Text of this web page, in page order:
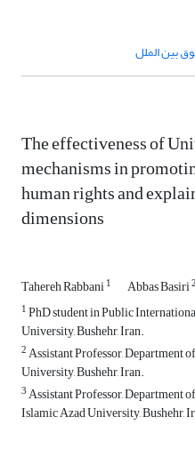
بین الملل
The effectiveness of
mechanisms in
human rights and
dimensions
Tahereh Rabbani1 Abbas Basiri2
1PhD student in Public
University, Bushehr, Iran.
2Assistant Professor, Department
University, Bushehr, Iran.
3Assistant Professor, Department
Islamic Azad University, Bushehr,